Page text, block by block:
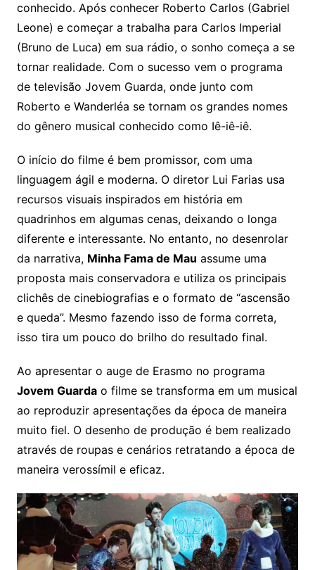
conhecido. Após conhecer Roberto Carlos (Gabriel
Leone) e começar a trabalha para Carlos Imperial
(Bruno de Luca) em sua rádio, o sonho começa a se
tornar realidade. Com o sucesso vem o programa
de televisão Jovem Guarda, onde junto com
Roberto e Wanderléa se tornam os grandes nomes
do gênero musical conhecido como Iê-iê-iê.
O início do filme é bem promissor, com uma
linguagem ágil e moderna. O diretor Lui Farias usa
recursos visuais inspirados em história em
quadrinhos em algumas cenas, deixando o longa
diferente e interessante. No entanto, no desenrolar
da narrativa, Minha Fama de Mau assume uma
proposta mais conservadora e utiliza os principais
clichês de cinebiografias e o formato de “ascensão
e queda”. Mesmo fazendo isso de forma correta,
isso tira um pouco do brilho do resultado final.
Ao apresentar o auge de Erasmo no programa
Jovem Guardao filme se transforma em um musical
ao reproduzir apresentações da época de maneira
muito fiel. O desenho de produção é bem realizado
através de roupas e cenários retratando a época de
maneira verossímil e eficaz.